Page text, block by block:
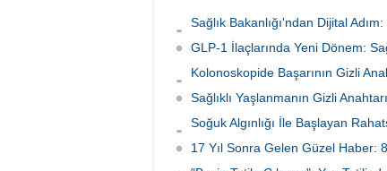
salgını yaşanıyor. Vaka sayısının 4 bini
aşması üzerine yetkililer virüsün
mutasyona uğramış olabileceğinden
planını en üst seviyeye çıkardı.
Sağlık Bakanlığı'ndan Dijital
Başladı
GLP-1 İlaçlarında Yeni Dönem:
Kolonoskopide Başarının Gizli
Neden Oluyor
Sağlıklı Yaşlanmanın Gizli
Soğuk Algınlığı İle Başlayan
Tutundu
17 Yıl Sonra Gelen Güzel Haber: